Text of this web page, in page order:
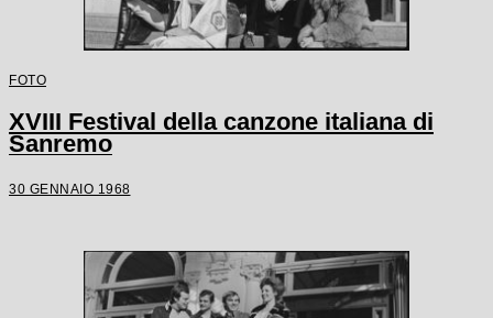
FOTO
XVIII Festival della canzone italiana di
Sanremo
30 GENNAIO 1968